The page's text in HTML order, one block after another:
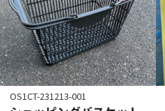
OS1CT-231213-001